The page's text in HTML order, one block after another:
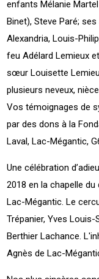
enfants Mélanie
Binet), Steve Paré;
Alexandria, Louis-
feu Adélard Lemieux
sœur Louisette
plusieurs neveux,
Vos témoignages de
par des dons à la
Laval, Lac-Mégantic,
Une célébration
2018 en la chapelle
Lac-Mégantic. Le
Trépanier, Yves
Berthier Lachance.
Agnès de Lac-